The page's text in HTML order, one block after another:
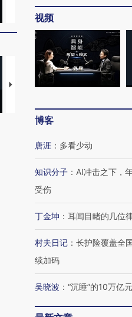
粒摇头丸 尿检体内含3种
度Z世代
【推广】走进第四届链博
有意思的
视频
博客
唐涯 ： 多看少动
知识分子 ： AI冲击之下，
受伤
丁金坤 ： 耳闻目睹的几位
村夫日记 ： 长护险覆盖全
续加码
吴晓波 ： “沉睡”的10万亿